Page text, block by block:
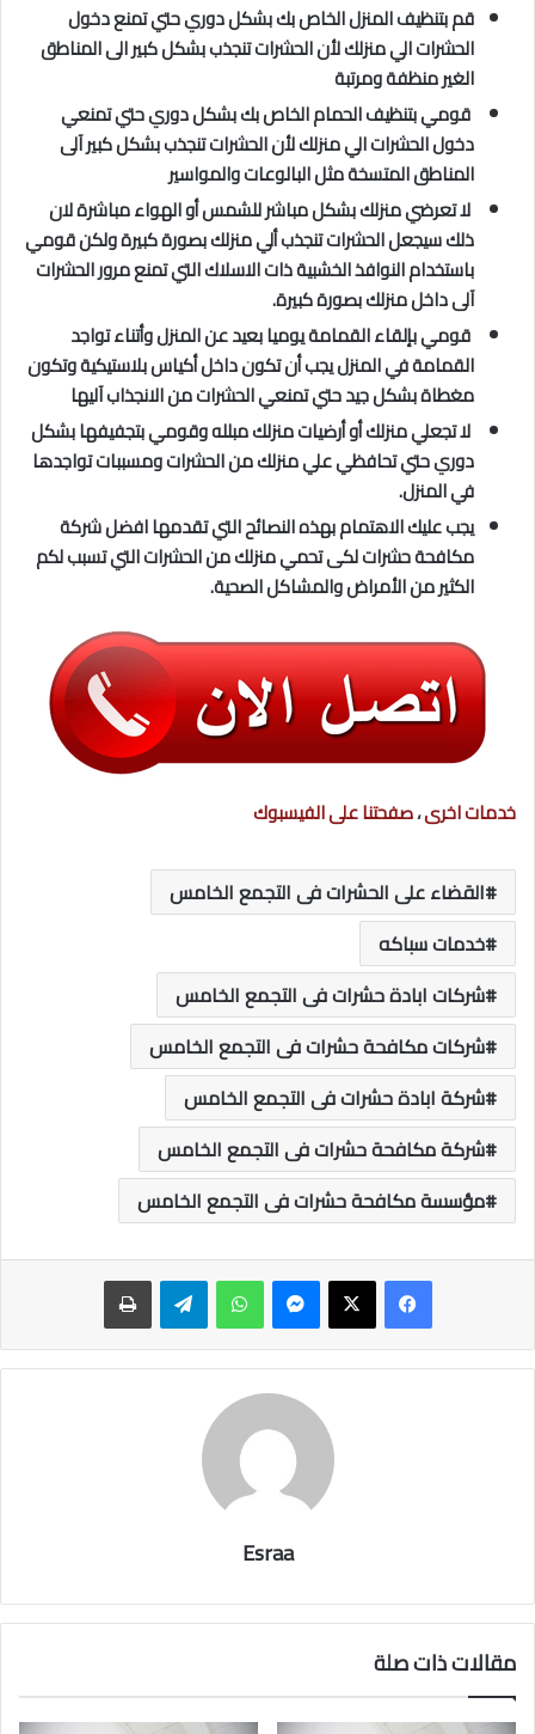
قم بتنظيف المنزل الخاص بك بشكل دوري حتي تمنع دخول
الحشرات الي منزلك لأن الحشرات تنجذب بشكل كبير الى المناطق
الغير منظفة ومرتبة
قومي بتنظيف الحمام الخاص بك بشكل دوري حتي تمنعي
دخول الحشرات الي منزلك لأن الحشرات تنجذب بشكل كبير آلى
المناطق المتسخة مثل البالوعات والمواسير
لا تعرضي منزلك بشكل مباشر للشمس أو الهواء مباشرة لان
ذلك سيجعل الحشرات تنجذب ألي منزلك بصورة كبيرة ولكن قومي
باستخدام النوافذ الخشبية ذات الاسلاك التي تمنع مرور الحشرات
آلى داخل منزلك بصورة كبيرة.
قومي بإلقاء القمامة يوميا بعيد عن المنزل وأتناء تواجد
القمامة في المنزل يجب أن تكون داخل أكياس بلاستيكية وتكون
مغطاة بشكل جيد حتي تمنعي الحشرات من الانجذاب آليها
لا تجعلي منزلك أو أرضيات منزلك مبلله وقومي بتجفيفها بشكل
دوري حتي تحافظي علي منزلك من الحشرات ومسببات تواجدها
في المنزل.
يجب عليك الاهتمام بهذه النصائح التي تقدمها افضل شركة
مكافحة حشرات لكى تحمي منزلك من الحشرات التي تسبب لكم
الكثير من الأمراض والمشاكل الصحية.
خدمات اخرى،صفحتنا على الفيسبوك
القضاء على الحشرات فى التجمع الخامس
خدمات سباكه
شركات ابادة حشرات فى التجمع الخامس
شركات مكافحة حشرات فى التجمع الخامس
شركة ابادة حشرات فى التجمع الخامس
شركة مكافحة حشرات فى التجمع الخامس
مؤسسة مكافحة حشرات فى التجمع الخامس
ماسنجر واتساب تيلقرام طباعة
Esraa
مقالات ذات صلة